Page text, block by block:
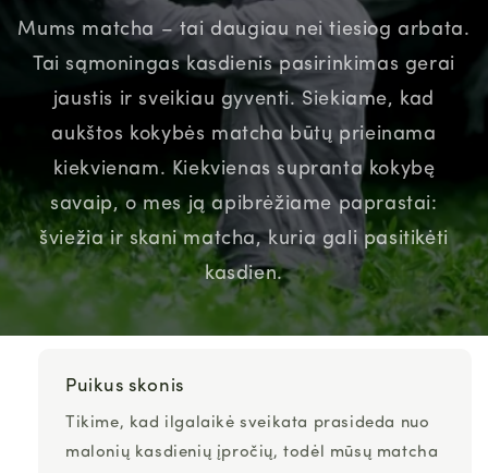
Mums matcha – tai daugiau nei tiesiog arbata.
Tai sąmoningas kasdienis pasirinkimas gerai
jaustis ir sveikiau gyventi. Siekiame, kad
aukštos kokybės matcha būtų prieinama
kiekvienam. Kiekvienas supranta kokybę
savaip, o mes ją apibrėžiame paprastai:
šviežia ir skani matcha, kuria gali pasitikėti
kasdien.
Puikus skonis
Tikime, kad ilgalaikė sveikata prasideda nuo
malonių kasdienių įpročių, todėl mūsų matcha